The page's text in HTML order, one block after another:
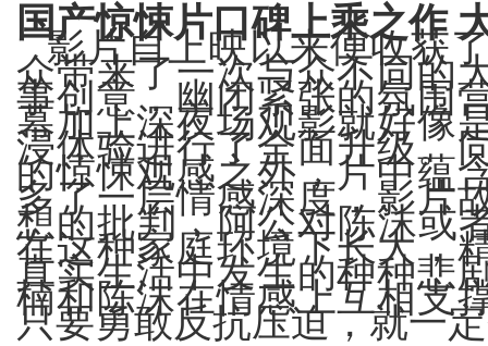
国产惊悚片口碑上乘之作
影片自上映以来便收获
众带来了一次与众不同的
事创意，幽闭紧张的氛围
幕加上深夜场观影就好像
浸体验进行了全面升级。
的惊悚观感之外，片中蕴
多了一层情感深度，影片
想的批判，阿公对陈沫或
在这种家庭环境下长大，
真实生活中发生的种种悲
楠和陈沫在情感上互相支
只要勇敢反抗压迫，就一